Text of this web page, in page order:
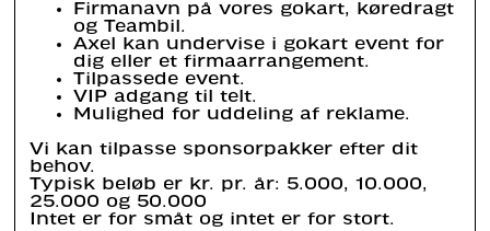
Firmanavn på vores gokart, køredragt
og Teambil.
Axel kan undervise i gokart event for
dig eller et firmaarrangement.
Tilpassede event.
VIP adgang til telt.
Mulighed for uddeling af reklame.
Vi kan tilpasse sponsorpakker efter dit
behov.
Typisk beløb er kr. pr. år: 5.000, 10.000,
25.000 og 50.000
Intet er for småt og intet er for stort.